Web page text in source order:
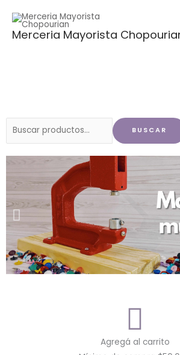
contenido
Merceria Mayorista
Buscar
BUSCAR
Agregá al carrito